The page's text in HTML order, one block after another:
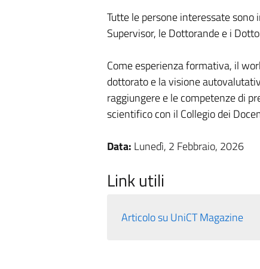
Tutte le persone interessate
Supervisor, le Dottorande e i
Come esperienza formativa, il
dottorato e la visione
raggiungere e le competenze di
scientifico con il Collegio dei
Data: Lunedì, 2 Febbraio, 2026
Link utili
Articolo su UniCT Magazine